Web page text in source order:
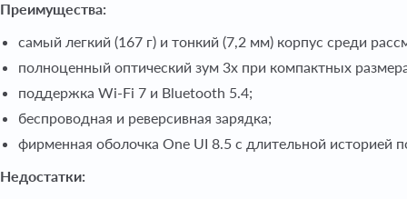
Преимущества:
самый легкий (167 г) и тонкий (7,2 мм) корпус среди
полноценный оптический зум 3x при компактных
поддержка Wi-Fi 7 и Bluetooth 5.4;
беспроводная и реверсивная зарядка;
фирменная оболочка One UI 8.5 с длительной историей
Недостатки: